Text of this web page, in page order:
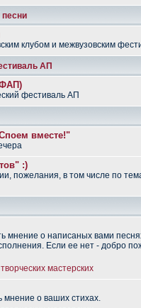
песни
клубом и межвузовским
АП
фестиваль АП
вместе!"
:)
пожелания, в том числе по
мнение о написаных вами
Если ее нет - добро
мастерских
мнение о ваших стихах.